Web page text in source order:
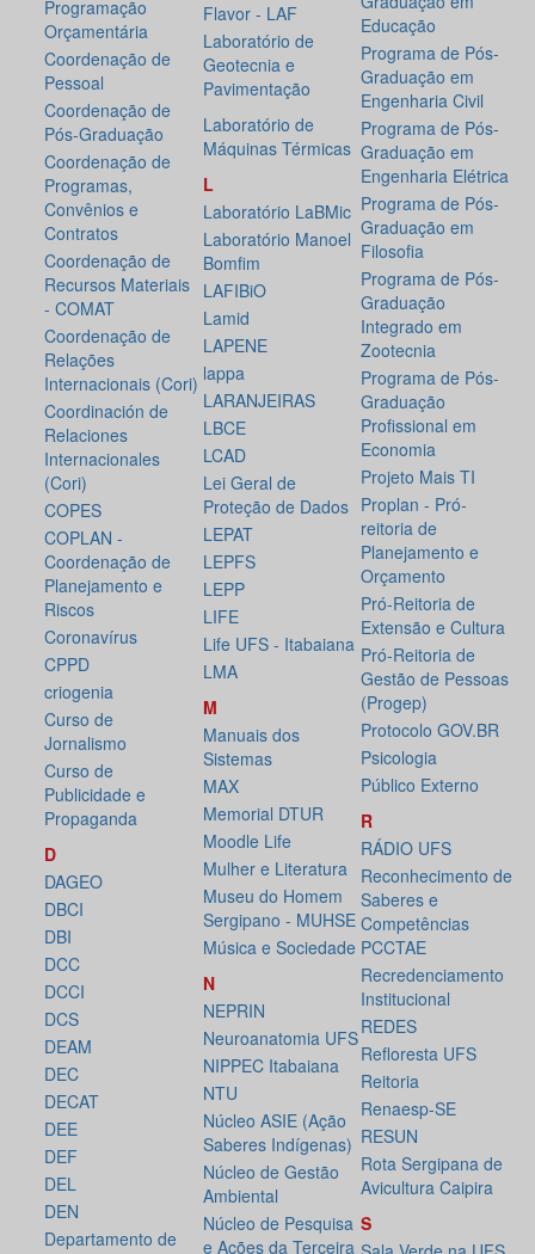
Programação
Orçamentária
Coordenação de
Pessoal
Coordenação de
Pós-Graduação
Coordenação de
Programas,
Convênios e
Contratos
Coordenação de
Recursos Materiais
- COMAT
Coordenação de
Relações
Internacionais (Cori)
Coordinación de
Relaciones
Internacionales
(Cori)
COPES
COPLAN -
Coordenação de
Planejamento e
Riscos
Coronavírus
CPPD
criogenia
Curso de
Jornalismo
Curso de
Publicidade e
Propaganda
D
DAGEO
DBCI
DBI
DCC
DCCI
DCS
DEAM
DEC
DECAT
DEE
DEF
DEL
DEN
Departamento de
Flavor - LAF
Laboratório de
Geotecnia e
Pavimentação
Laboratório de
Máquinas Térmicas
L
Laboratório LaBMic
Laboratório Manoel
Bomfim
LAFIBiO
Lamid
LAPENE
lappa
LARANJEIRAS
LBCE
LCAD
Lei Geral de
Proteção de Dados
LEPAT
LEPFS
LEPP
LIFE
Life UFS - Itabaiana
LMA
M
Manuais dos
Sistemas
MAX
Memorial DTUR
Moodle Life
Mulher e Literatura
Museu do Homem
Sergipano - MUHSE
Música e Sociedade
N
NEPRIN
Neuroanatomia UFS
NIPPEC Itabaiana
NTU
Núcleo ASIE (Ação
Saberes Indígenas)
Núcleo de Gestão
Ambiental
Núcleo de Pesquisa
e Ações da Terceira
Educação
Programa de Pós-
Graduação em
Engenharia Civil
Programa de Pós-
Graduação em
Engenharia Elétrica
Programa de Pós-
Graduação em
Filosofia
Programa de Pós-
Graduação
Integrado em
Zootecnia
Programa de Pós-
Graduação
Profissional em
Economia
Projeto Mais TI
Proplan - Pró-
reitoria de
Planejamento e
Orçamento
Pró-Reitoria de
Extensão e Cultura
Pró-Reitoria de
Gestão de Pessoas
(Progep)
Protocolo GOV.BR
Psicologia
Público Externo
R
RÁDIO UFS
Reconhecimento de
Saberes e
Competências
PCCTAE
Recredenciamento
Institucional
REDES
Refloresta UFS
Reitoria
Renaesp-SE
RESUN
Rota Sergipana de
Avicultura Caipira
S